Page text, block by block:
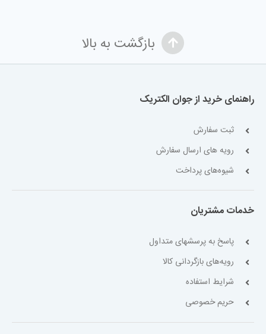
بازگشت به بالا
راهنمای خرید از جوان الکتریک
ثبت سفارش
رویه های ارسال سفارش
شیوه‌های پرداخت
خدمات مشتریان
پاسخ به پرسشهای متداول
رویه‌های بازگردانی کالا
شرایط استفاده
حریم خصوصی